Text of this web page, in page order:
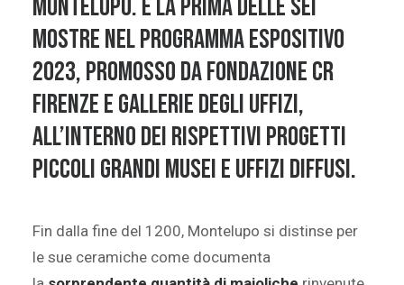
Montelupo. È la prima delle sei
mostre nel programma espositivo
2023, promosso da Fondazione CR
Firenze e Gallerie degli Uffizi,
all’interno dei rispettivi progetti
Piccoli Grandi Musei e Uffizi Diffusi.
Fin dalla fine del 1200, Montelupo si distinse per
le sue ceramiche come documenta